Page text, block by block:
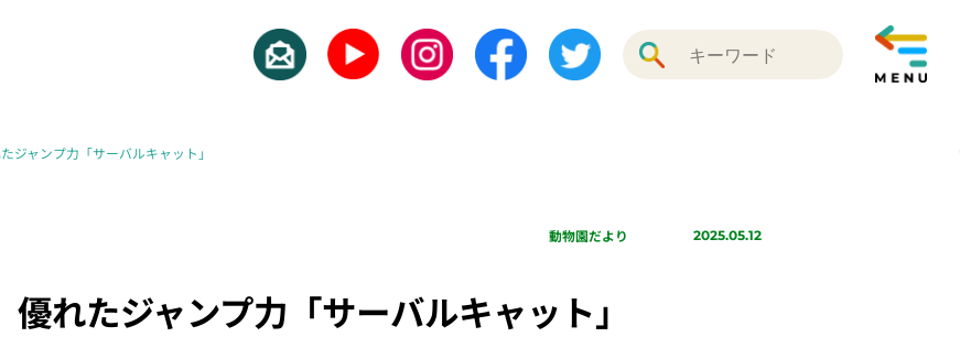
ジャンプ力「サーバルキャット」
動物園だより 2025.05.12
優れたジャンプ力「サーバルキャット」